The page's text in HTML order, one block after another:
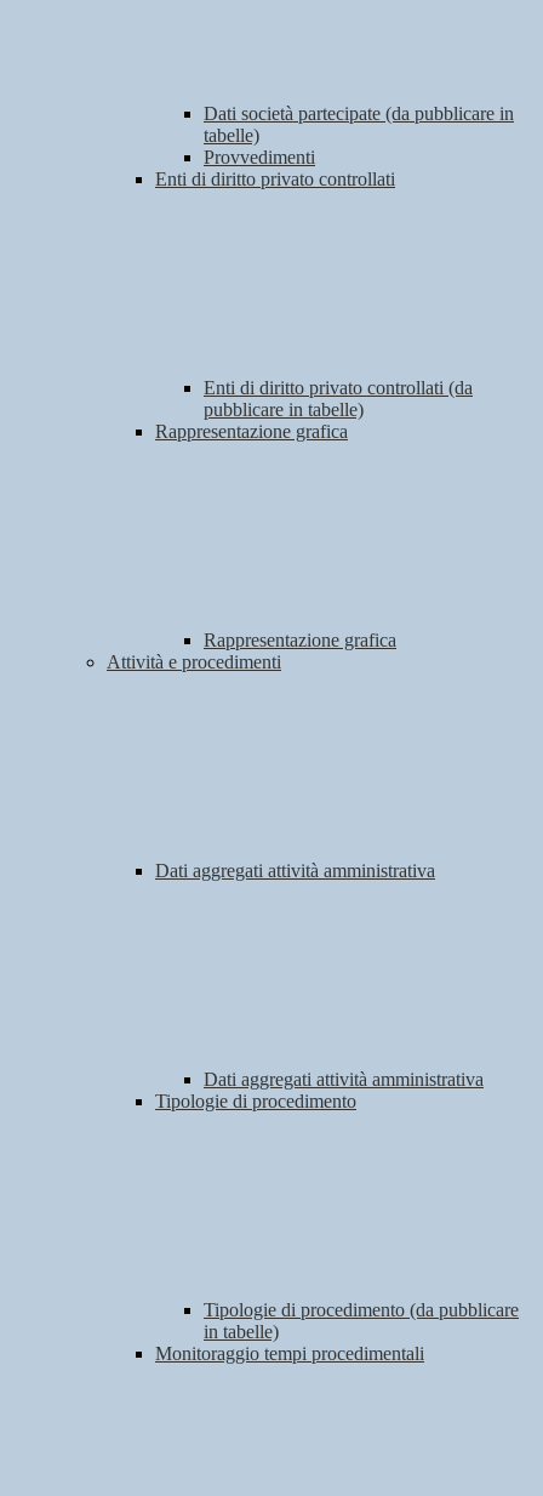
Dati società partecipate (da pubblicare in
tabelle)
Provvedimenti
Enti di diritto privato controllati
Enti di diritto privato controllati (da
pubblicare in tabelle)
Rappresentazione grafica
Rappresentazione grafica
Attività e procedimenti
Dati aggregati attività amministrativa
Dati aggregati attività amministrativa
Tipologie di procedimento
Tipologie di procedimento (da pubblicare
in tabelle)
Monitoraggio tempi procedimentali